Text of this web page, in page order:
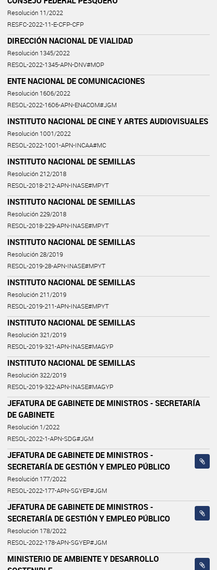
Resolución 11/2022
RESFC-2022-11-E-CFP-CFP
DIRECCIÓN NACIONAL DE VIALIDAD
Resolución 1345/2022
RESOL-2022-1345-APN-DNV#MOP
ENTE NACIONAL DE COMUNICACIONES
Resolución 1606/2022
RESOL-2022-1606-APN-ENACOM#JGM
INSTITUTO NACIONAL DE CINE Y ARTES AUDIOVISUALES
Resolución 1001/2022
RESOL-2022-1001-APN-INCAA#MC
INSTITUTO NACIONAL DE SEMILLAS
Resolución 212/2018
RESOL-2018-212-APN-INASE#MPYT
INSTITUTO NACIONAL DE SEMILLAS
Resolución 229/2018
RESOL-2018-229-APN-INASE#MPYT
INSTITUTO NACIONAL DE SEMILLAS
Resolución 28/2019
RESOL-2019-28-APN-INASE#MPYT
INSTITUTO NACIONAL DE SEMILLAS
Resolución 211/2019
RESOL-2019-211-APN-INASE#MPYT
INSTITUTO NACIONAL DE SEMILLAS
Resolución 321/2019
RESOL-2019-321-APN-INASE#MAGYP
INSTITUTO NACIONAL DE SEMILLAS
Resolución 322/2019
RESOL-2019-322-APN-INASE#MAGYP
JEFATURA DE GABINETE DE MINISTROS - SECRETARÍA
DE GABINETE
Resolución 1/2022
RESOL-2022-1-APN-SDG#JGM
JEFATURA DE GABINETE DE MINISTROS -
SECRETARÍA DE GESTIÓN Y EMPLEO PÚBLICO
Resolución 177/2022
RESOL-2022-177-APN-SGYEP#JGM
JEFATURA DE GABINETE DE MINISTROS -
SECRETARÍA DE GESTIÓN Y EMPLEO PÚBLICO
Resolución 178/2022
RESOL-2022-178-APN-SGYEP#JGM
MINISTERIO DE AMBIENTE Y DESARROLLO